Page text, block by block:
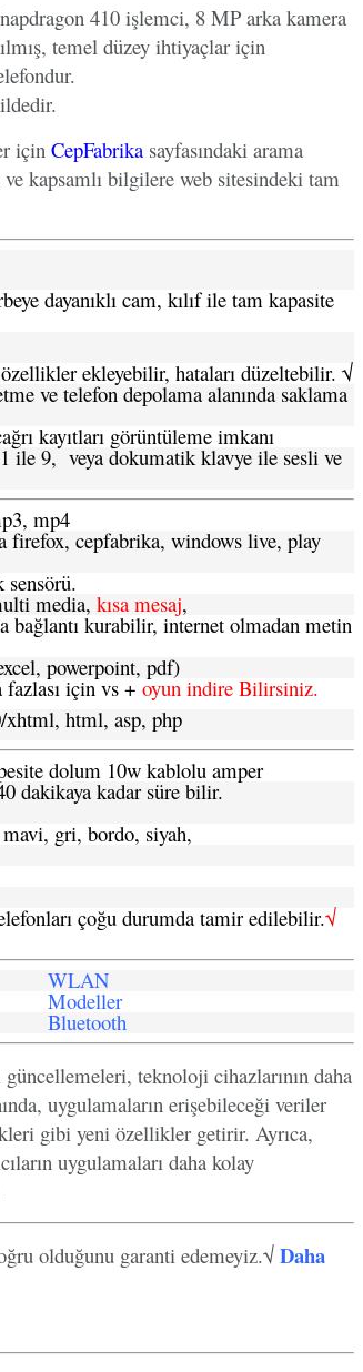
410 işlemci, 8 MP arka kamera
temel düzey ihtiyaçlar için
için CepFabrika sayfasındaki arama
kapsamlı bilgilere web sitesindeki tam
dayanıklı cam, kılıf ile tam kapasite
ekleyebilir, hataları düzeltebilir. √
ve telefon depolama alanında saklama
kayıtları görüntüleme imkanı
ile 9, veya dokumatik klavye ile sesli ve
mp4
firefox, cepfabrika, windows live, play
sensörü.
media, kısa mesaj,
bağlantı kurabilir, internet olmadan metin
powerpoint, pdf)
için vs +oyun indire Bilirsiniz.
xhtml, html, asp, php
dolum 10w kablolu amper
dakikaya kadar süre bilir.
mavi, gri, bordo, siyah,
çoğu durumda tamir edilebilir.√
WLAN
Modeller
Bluetooth
güncellemeleri, teknoloji cihazlarının daha
uygulamaların erişebileceği veriler
gibi yeni özellikler getirir. Ayrıca,
uygulamaları daha kolay
olduğunu garanti edemeyiz.√Daha